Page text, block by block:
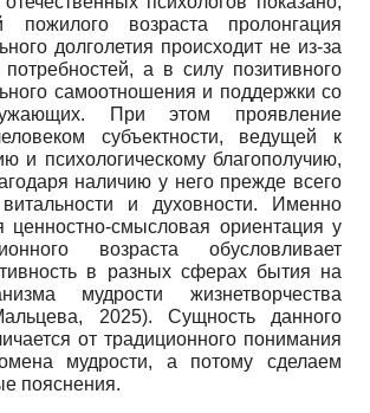
возраста пролонгация
долголетия происходит не из-за
а в силу позитивного
самоотношения и поддержки со
При этом проявление
субъектности, ведущей к
и психологическому благополучию,
наличию у него прежде всего
витальности и духовности. Именно
ценностно-смысловая ориентация у
возраста обусловливает
в разных сферах бытия на
мудрости жизнетворчества
2025). Сущность данного
от традиционного понимания
мудрости, а потому сделаем
пояснения.